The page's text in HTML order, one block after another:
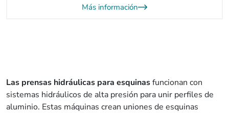
Más información
Las prensas hidráulicas para esquinasfuncionan con
sistemas hidráulicos de alta presión para unir perfiles de
aluminio. Estas máquinas crean uniones de esquinas